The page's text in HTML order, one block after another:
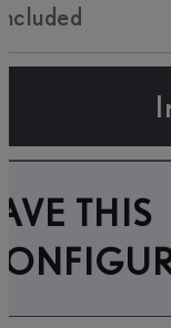
THIS